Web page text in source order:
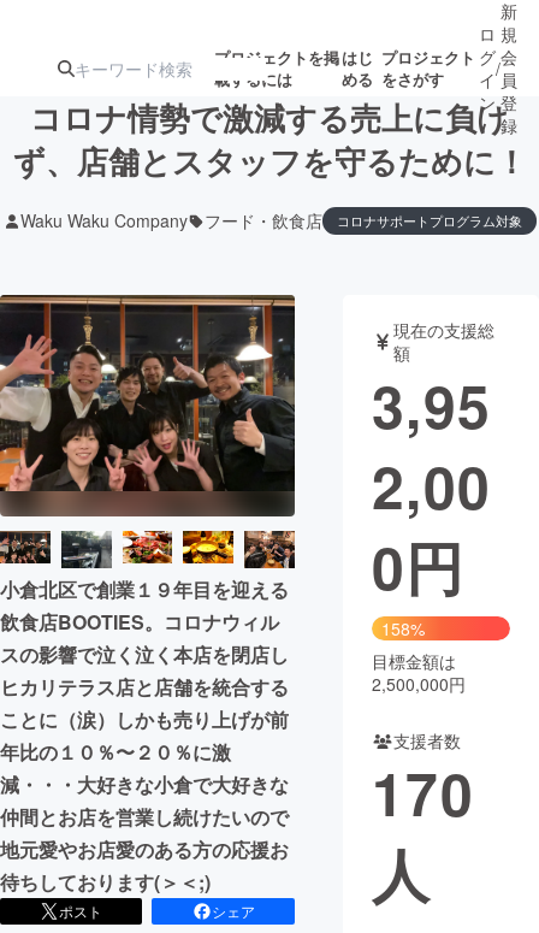
プロジェクトを掲
載するには
はじ
める
プロジェクト
をさがす
ジェクト
ターン
ジェクト
募集終了が近いプ
ロジェクト
もうすぐ公開
されます
アート・写真 音楽
テクノロジー・ガジェット ゲーム・サ
映像・映画
ビジネス・起業
まちづくり・地域活性化
CAMPFIRE for Social Good
CAMPFIRE Creation
CAMPFIREふるさと納税machi-ya コミュニティ
ロ
グ
イ
ン
/
新
規
会
員
登
録
コロナ情勢で激減する売上に負け
ず、店舗とスタッフを守るために！
Waku Waku Company フード・飲食店 コロナサポートプログラム対象
小倉北区で創業１９年目を迎える
飲食店BOOTIES。コロナウィル
スの影響で泣く泣く本店を閉店し
ヒカリテラス店と店舗を統合する
ことに（涙）しかも売り上げが前
年比の１０％〜２０％に激
減・・・大好きな小倉で大好きな
仲間とお店を営業し続けたいので
地元愛やお店愛のある方の応援お
待ちしております(＞＜;)
ポスト
シェア
現在の支援総
額
3,95
2,00
0円
158%
目標金額は
2,500,000円
支援者数
170
人